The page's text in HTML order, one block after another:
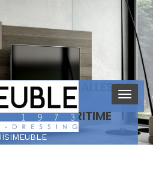
CUISINES, SALLES DE
DRESSINGS
MARITIME